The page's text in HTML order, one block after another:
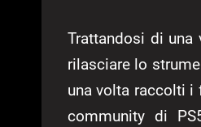
Trattandosi di una
rilasciare lo
una volta raccolti i
community di